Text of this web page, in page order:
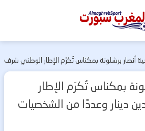
أنصار برشلونة بمكناس تُكرّم الإطار الوطني شرف
دينار وعددًا من الشخصيات الرياضية
بمكناس تُكرّم الإطار
دينار وعددًا من الشخصيات